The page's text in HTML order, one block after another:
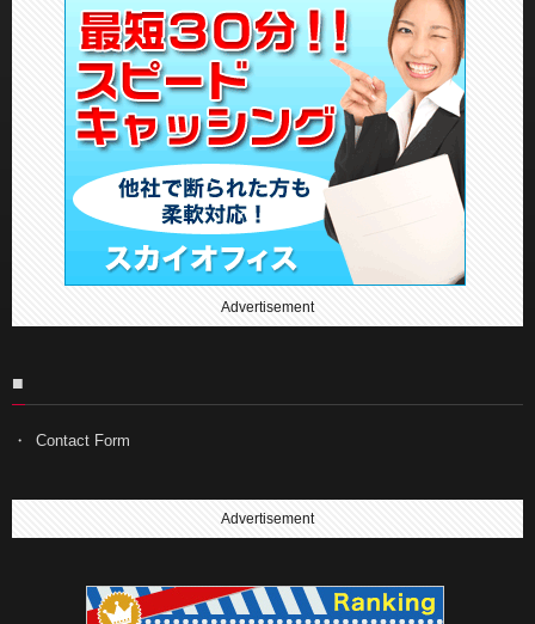
Advertisement
■
Contact Form
Advertisement